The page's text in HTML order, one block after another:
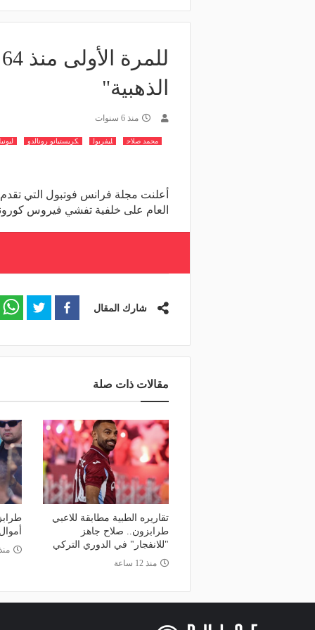
الذهبية"
منذ 6 سنوات
محمد صلاح ليفربول كريستيانو رونالدو
أعلنت مجلة فرانس فوتبول التي
العام على خلفية تفشي فيروس كورونا (كوفيد-19). وتعتبر هذه هي
شارك المقال
مقالات ذات صلة
تقاريره الطبية مطابقة للاعبي
طرابزون.. صلاح جاهز
"للانفجار" في الدوري التركي
منذ 12 ساعة
منذ 18